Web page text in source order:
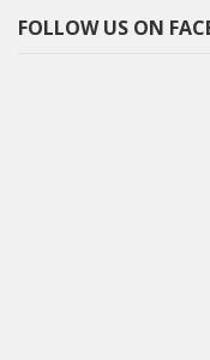
FOLLOW US ON